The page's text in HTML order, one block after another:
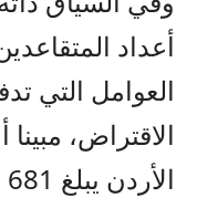
أعداد
العوامل التي
الاقتراض،